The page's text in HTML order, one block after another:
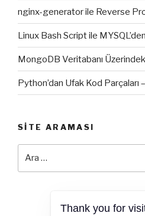
nginx-generator ile Reverse
Linux Bash Script ile
MongoDB Veritabanı
Python’dan Ufak Kod Parçaları
SITE ARAMASI
Thank you for